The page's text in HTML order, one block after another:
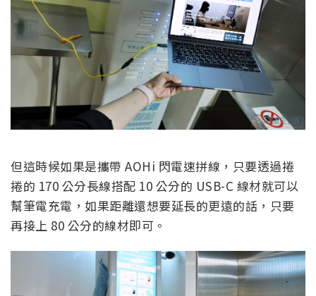
但這時候如果是攜帶 AOHi 閃電速拼線，只要透過捲
捲的 170 公分長線搭配 10 公分的 USB-C 線材就可以
幫筆電充電，如果距離還想要延長的更遠的話，只要
再接上 80 公分的線材即可。